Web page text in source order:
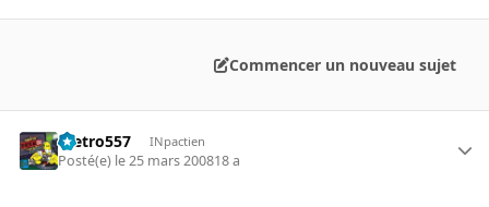
Commencer un nouveau sujet
metro557 INpactien
Posté(e) le 25 mars 200818 a